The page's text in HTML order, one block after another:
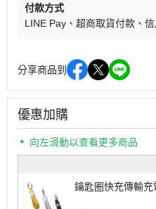
付款方式
LINE Pay
超商取貨付款
分享商品到
優惠加購
向左滑動以查看更多商品
鑰匙圈快充傳輸充